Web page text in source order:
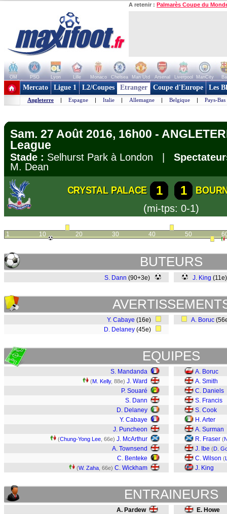
A retenir : Palmarès Coupe du
OM PSG Lyon Lille Monaco Chelsea Man Utd Arsenal Liverpool ManCity
+ de clubs
Mercato Ligue 1 L2/Coupes Etranger Coupe d'Europe Les
Angleterre | Espagne | Italie | Allemagne | Belgique | Pays-Bas
Sam. 27 Août 2016, 16h00 -
League
Stade : Selhurst Park à London |
M. Dean
CRYSTAL PALACE 1 1
(mi-tps: 0-1)
1 10 20 30 40 50
BUTEURS
S. Dann (90+3e) J. King
Y. Cabaye (16e)
D. Delaney (45e)
A. Boruc
EQUIPES
S. Mandanda
(M. Kelly, 88e) J. Ward
P. Souaré
S. Dann
D. Delaney
Y. Cabaye
J. Puncheon
(Chung-Yong Lee , 66e) J. McArthur
A. Townsend
C. Benteke
(W. Zaha , 66e) C. Wickham
A. Boruc
A. Smith
C. Daniels
S. Francis
S. Cook
H. Arter
A. Surman
R. Fraser (
J. Ibe (D.
C. Wilson (
J. King
ENTRAINEURS
A. Pardew E. Howe